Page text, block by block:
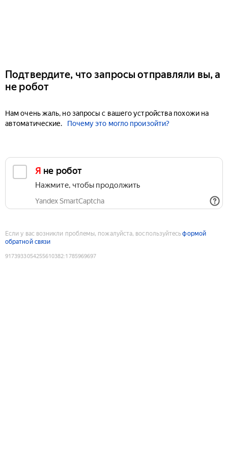
Подтвердите, что запросы отправляли вы, а
не робот
Нам очень жаль, но запросы с вашего устройства похожи на
автоматические.
Почему это могло произойти?
Я не робот
Нажмите, чтобы продолжить
Yandex SmartCaptcha
Если у вас возникли проблемы, пожалуйста, воспользуйтесьформой
обратной связи
9173933054255610382:1785969697